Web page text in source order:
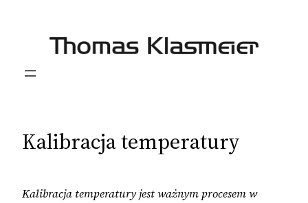
Kalibracja temperatury
Kalibracja temperatury jest ważnym procesem w